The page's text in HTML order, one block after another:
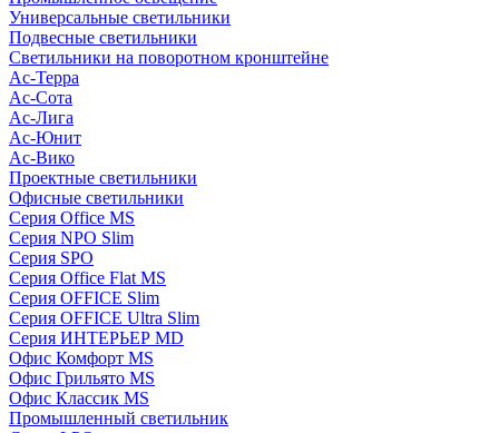
Универсальные светильники
Подвесные светильники
Светильники на поворотном кронштейне
Ас-Терра
Ас-Сота
Ас-Лига
Ас-Юнит
Ас-Вико
Проектные светильники
Офисные светильники
Серия Office MS
Серия NPO Slim
Серия SPO
Серия Office Flat MS
Серия OFFICE Slim
Серия OFFICE Ultra Slim
Серия ИНТЕРЬЕР MD
Офис Комфорт MS
Офис Грильято MS
Офис Классик MS
Промышленный светильник